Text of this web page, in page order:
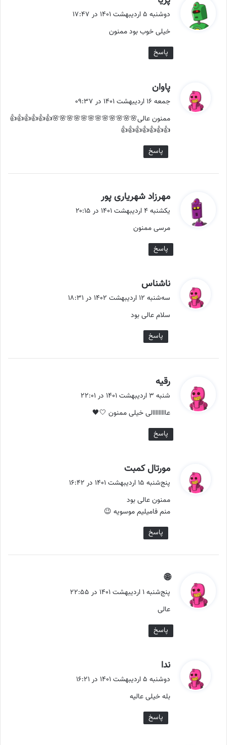
ف
:
دوشنبه ۵ اردیبهشت ۱۴۰۱ در ۱۷:۴۷
خیلی خوب بود ممنون
پاسخ
پاوان
ف
:
جمعه ۱۶ اردیبهشت ۱۴۰۱ در ۰۹:۳۷
ممنون عالی🌸🌸🌸🌸🌸🌸🌸🌸🌸🌸🌸🌸👍👍👍👍👍👍
👍👍👍👍👍👍👍
پاسخ
مهرزاد شهریاری پور
ف
یکشنبه ۴ اردیبهشت ۱۴۰۱ در ۲۰:۱۵
مرسی ممنون
پاسخ
ناشناس
ف سه‌شنبه ۱۲ اردیبهشت ۱۴۰۲ در ۱۸:۳۱
سلام عالی بود
پاسخ
رقیه
ف
:
شنبه ۳ اردیبهشت ۱۴۰۱ در ۲۲:۰۱
عااااااااالی خیلی ممنون 🤍🖤
پاسخ
مورتال کمبت
ف
پنج‌شنبه ۱۵ اردیبهشت ۱۴۰۱ در ۱۶:۴۲
ممنون عالی بود
منم فامیلیم موسویه 😉
پاسخ
🌐گ
ف
:
پنج‌شنبه ۱ اردیبهشت ۱۴۰۱ در ۲۲:۵۵
عالی
پاسخ
ندا
ف
دوشنبه ۵ اردیبهشت ۱۴۰۱ در ۱۶:۲۱
بله خیلی عالیه
پاسخ